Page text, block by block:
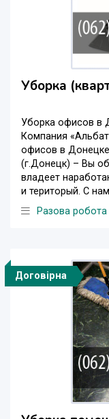
Уборка
Уборка офисов в
Компания
офисов в
(г.Донецк) – Вы
владеет
и територый. С
Разова робота
Договірна